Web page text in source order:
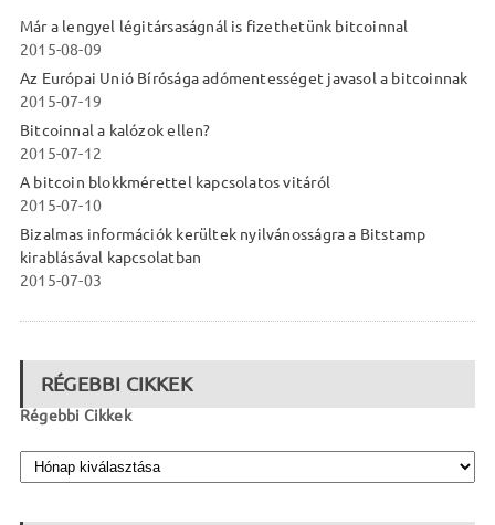
Már a lengyel légitársaságnál is fizethetünk bitcoinnal
2015-08-09
Az Európai Unió Bírósága adómentességet javasol a bitcoinnak
2015-07-19
Bitcoinnal a kalózok ellen?
2015-07-12
A bitcoin blokkmérettel kapcsolatos vitáról
2015-07-10
Bizalmas információk kerültek nyilvánosságra a Bitstamp
kirablásával kapcsolatban
2015-07-03
RÉGEBBI CIKKEK
Régebbi Cikkek